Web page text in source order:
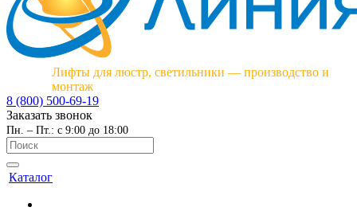
Лифты для люстр, светильники — производство и
монтаж
8 (800) 500-69-19
Заказать звонок
Пн. – Пт.: с 9:00 до 18:00
Каталог